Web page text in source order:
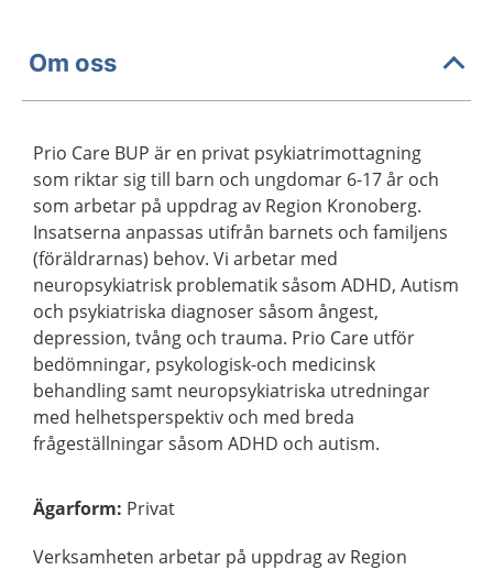
Om oss
Prio Care BUP är en privat psykiatrimottagning
som riktar sig till barn och ungdomar 6-17 år och
som arbetar på uppdrag av Region Kronoberg.
Insatserna anpassas utifrån barnets och familjens
(föräldrarnas) behov. Vi arbetar med
neuropsykiatrisk problematik såsom ADHD, Autism
och psykiatriska diagnoser såsom ångest,
depression, tvång och trauma. Prio Care utför
bedömningar, psykologisk-och medicinsk
behandling samt neuropsykiatriska utredningar
med helhetsperspektiv och med breda
frågeställningar såsom ADHD och autism.
Ägarform: Privat
Verksamheten arbetar på uppdrag av Region